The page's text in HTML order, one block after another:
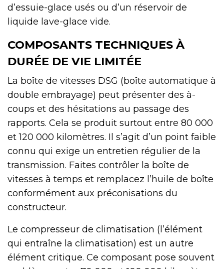
d’essuie-glace usés ou d’un réservoir de
liquide lave-glace vide.
COMPOSANTS TECHNIQUES À
DURÉE DE VIE LIMITÉE
La boîte de vitesses DSG (boîte automatique à
double embrayage) peut présenter des à-
coups et des hésitations au passage des
rapports. Cela se produit surtout entre 80 000
et 120 000 kilomètres. Il s’agit d’un point faible
connu qui exige un entretien régulier de la
transmission. Faites contrôler la boîte de
vitesses à temps et remplacez l’huile de boîte
conformément aux préconisations du
constructeur.
Le compresseur de climatisation (l’élément
qui entraîne la climatisation) est un autre
élément critique. Ce composant pose souvent